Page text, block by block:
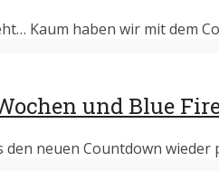
Kaum haben wir mit dem
und Blue
den neuen Countdown